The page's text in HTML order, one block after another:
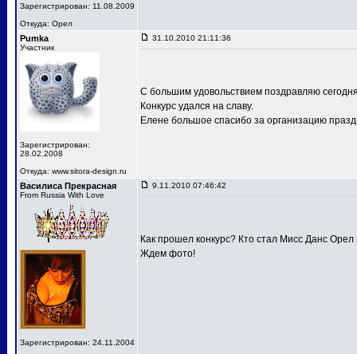
Зарегистрирован: 11.08.2009
Откуда: Орел
Pumka
Участник
Зарегистрирован:
28.02.2008
Откуда: www.sitora-design.ru
31.10.2010 21:11:36
С большим удовольствием поздравляю
Конкурс удался на славу.
Елене большое спасибо за организацию
Василиса Прекрасная
From Russia With Love
Зарегистрирован: 24.11.2004
9.11.2010 07:46:42
Как прошел конкурс? Кто стал Мисс Данс Орел
Ждем фото!